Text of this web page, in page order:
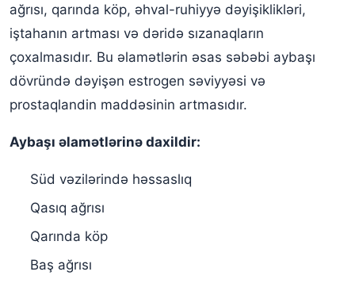
ağrısı, qarında köp, əhval-ruhiyyə dəyişiklikləri,
iştahanın artması və dəridə sızanaqların
çoxalmasıdır. Bu əlamətlərin əsas səbəbi aybaşı
dövründə dəyişən estrogen səviyyəsi və
prostaqlandin maddəsinin artmasıdır.
Aybaşı əlamətlərinə daxildir:
Süd vəzilərində həssaslıq
Qasıq ağrısı
Qarında köp
Baş ağrısı